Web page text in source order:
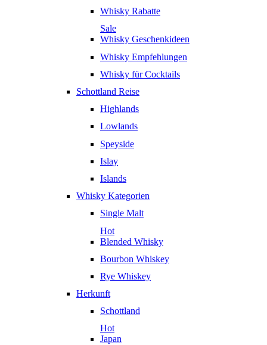
Whisky Rabatte
Sale
Whisky Geschenkideen
Whisky Empfehlungen
Whisky für Cocktails
Schottland Reise
Highlands
Lowlands
Speyside
Islay
Islands
Whisky Kategorien
Single Malt
Hot
Blended Whisky
Bourbon Whiskey
Rye Whiskey
Herkunft
Schottland
Hot
Japan